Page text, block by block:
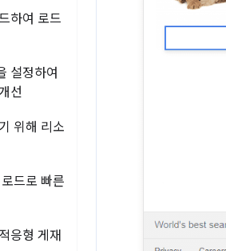
하여 로드
설정하여
선
위해 리소
드로 빠른
응형 게재